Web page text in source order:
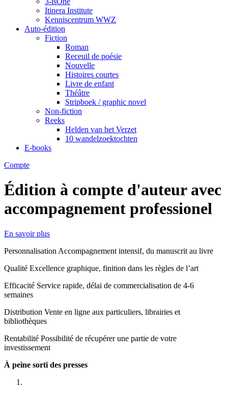
Itinera Institute
Kenniscentrum WWZ
Auto-édition
Fiction
Roman
Receuil de poésie
Nouvelle
Histoires courtes
Livre de enfant
Théâtre
Stripboek / graphic novel
Non-fiction
Reeks
Helden van het Verzet
10 wandelzoektochten
E-books
Compte
Édition à compte d'auteur avec
accompagnement professionel
En savoir plus
Personnalisation Accompagnement intensif, du manuscrit au livre
Qualité Excellence graphique, finition dans les règles de l’art
Efficacité Service rapide, délai de commercialisation de 4-6
semaines
Distribution Vente en ligne aux particuliers, librairies et
bibliothèques
Rentabilité Possibilité de récupérer une partie de votre
investissement
À peine sorti des presses